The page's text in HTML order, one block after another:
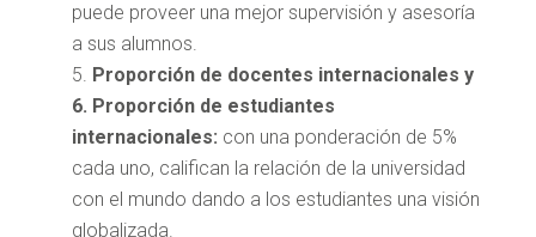
puede proveer una mejor supervisión y asesoría
a sus alumnos.
Proporción de docentes internacionales y
6. Proporción de estudiantes
internacionales: con una ponderación de 5%
cada uno, califican la relación de la universidad
con el mundo dando a los estudiantes una visión
globalizada.